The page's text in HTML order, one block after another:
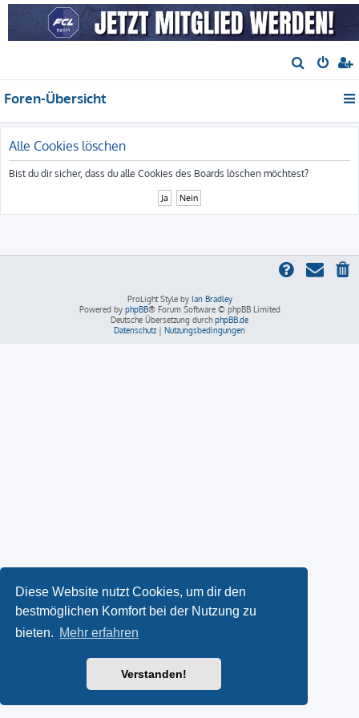
Diese Website nutzt Cookies, um dir den
bestmöglichen Komfort bei der Nutzung zu
bieten. Mehr erfahren
Verstanden!
u
h
Foren-Übersicht
Alle Cookies löschen
Bist du dir sicher, dass du alle Cookies des Boards löschen möchtest?
ProLight Style by Ian Bradley
Powered by phpBB® Forum Software © phpBB Limited
Deutsche Übersetzung durch phpBB.de
Datenschutz | Nutzungsbedingungen